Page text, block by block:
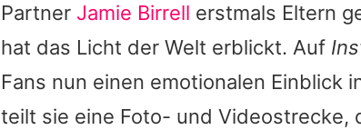
Partner Jamie Birrell erstmals Eltern
hat das Licht der Welt erblickt. Auf
Fans nun einen emotionalen Einblick
teilt sie eine Foto- und Videostrecke,